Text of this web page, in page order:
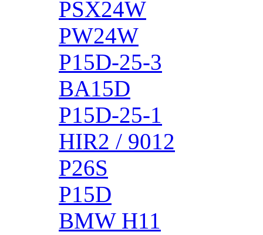
PSX24W
PW24W
P15D-25-3
BA15D
P15D-25-1
HIR2 / 9012
P26S
P15D
BMW H11